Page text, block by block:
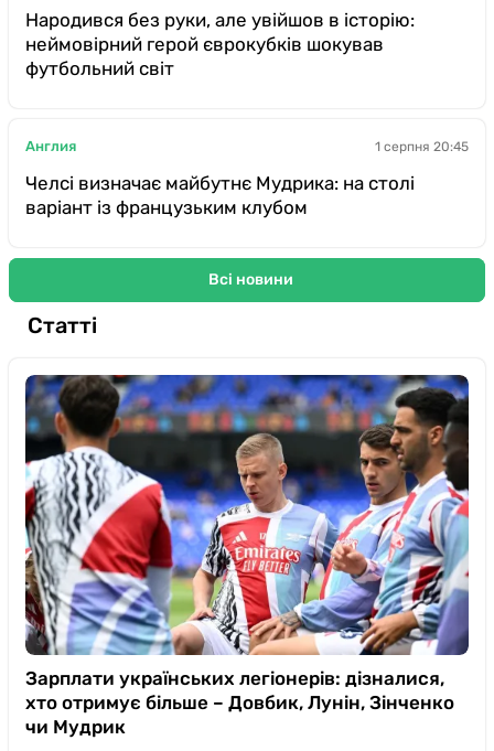
Народився без руки, але увійшов в історію:
неймовірний герой єврокубків шокував
футбольний світ
Англия 1 серпня 20:45
Челсі визначає майбутнє Мудрика: на столі
варіант із французьким клубом
Всі новини
Статті
Зарплати українських легіонерів: дізналися,
хто отримує більше – Довбик, Лунін, Зінченко
чи Мудрик